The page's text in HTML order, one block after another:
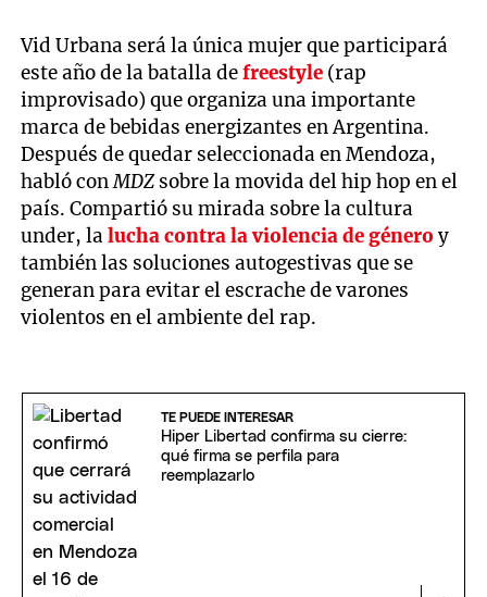
Vid Urbana será la única mujer que participará
este año de la batalla defreestyle (rap
improvisado) que organiza una importante
marca de bebidas energizantes en Argentina.
Después de quedar seleccionada en Mendoza,
habló conMDZsobre la movida del hip hop en el
país. Compartió su mirada sobre la cultura
under, lalucha contra la violencia de géneroy
también las soluciones autogestivas que se
generan para evitar el escrache de varones
violentos en el ambiente del rap.
TE PUEDE INTERESAR
Hiper Libertad confirma su cierre:
qué firma se perfila para
reemplazarlo